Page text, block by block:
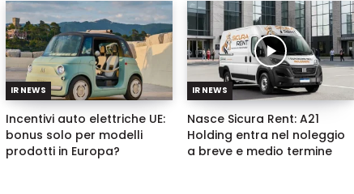
IR NEWS
Incentivi auto elettriche UE:
bonus solo per modelli
prodotti in Europa?
IR NEWS
Nasce Sicura Rent: A21
Holding entra nel noleggio
a breve e medio termine